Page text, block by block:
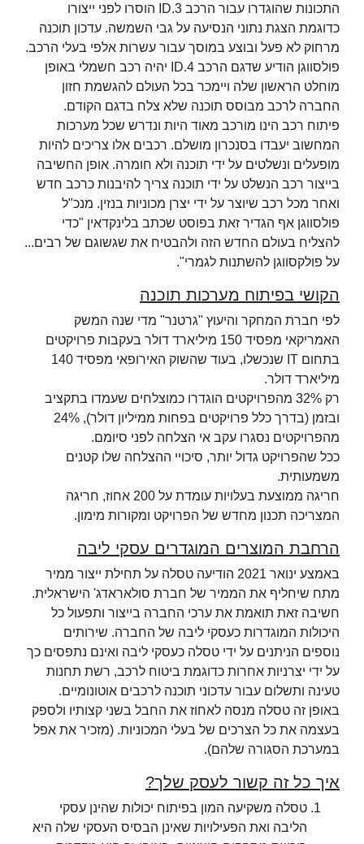
התכונות שהוגדרו עבור הרכב ID.3 הוסרו לפני ייצורו
כדוגמת הצגת נתוני הנסיעה על גבי השמשה. עדכון תוכנה
מרחוק לא פעל ובוצע במוסך עבור עשרות אלפי בעלי הרכב.
פולסווגן הודיע שדגם הרכב ID.4 יהיה רכב חשמלי באופן
מוחלט הראשון שלה ויימכר בכל העולם להגשמת חזון
החברה לרכב מבוסס תוכנה שלא צלח בדגם הקודם.
פיתוח רכב הינו מורכב מאוד היות ונדרש שכל מערכות
המחשוב יעבדו בסנכרון מושלם. רכבים אלו צריכים להיות
מופעלים ונשלטים על ידי תוכנה ולא חומרה. אופן החשיבה
בייצור רכב הנשלט על ידי תוכנה צריך להיבנות כרכב חדש
ואחר מכל רכב שיוצר על ידי יצרן מכוניות בנזין. מנכ"ל
פולסווגן אף הגדיר זאת בפוסט שכתב בלינקדאין "כדי
להצליח בעולם החדש הזה ולהבטיח את שגשוגם של רבים...
על פולקסווגן להשתנות לגמרי".
הקושי בפיתוח מערכות תוכנה
לפי חברת המחקר והיעוץ "גרטנר" מדי שנה המשק
האמריקאי מפסיד 150 מיליארד דולר בעקבות פרויקטים
בתחום IT שנכשלו, בעוד שהשוק האירופאי מפסיד 140
מיליארד דולר.
רק 32% מהפרויקטים הוגדרו כמוצלחים שעמדו בתקציב
ובזמן (בדרך כלל פרויקטים בפחות ממיליון דולר), 24%
מהפרויקטים נסגרו עקב אי הצלחה לפני סיומם.
ככל שהפרויקט גדול יותר, סיכויי ההצלחה שלו קטנים
משמעותית.
חריגה ממוצעת בעלויות עומדת על 200 אחוז, חריגה
המצריכה תכנון מחדש של הפרויקט ומקורות מימון.
הרחבת המוצרים המוגדרים עסקי ליבה
באמצע ינואר 2021 הודיעה טסלה על תחילת ייצור ממיר
מתח שיחליף את הממיר של חברת סולאראדג' הישראלית.
חשיבה זאת תואמת את ערכי החברה בייצור ותפעול כל
היכולות המוגדרות כעסקי ליבה של החברה. שירותים
נוספים הניתנים על ידי טסלה כעסקי ליבה ואינם נתפסים כך
על ידי יצרניות אחרות כדוגמת ביטוח לרכב, רשת תחנות
טעינה ותשלום עבור עדכוני תוכנה לרכבים אוטונומיים.
באופן זה טסלה מנסה לאחוז את החבל בשני קצותיו ולספק
בעצמה את כל הצרכים של בעלי המכוניות. (מזכיר את אפל
במערכת הסגורה שלהם).
איך כל זה קשור לעסק שלך?
טסלה משקיעה המון בפיתוח יכולות שהינן עסקי
הליבה ואת הפעילויות שאינן הבסיס העסקי שלה היא